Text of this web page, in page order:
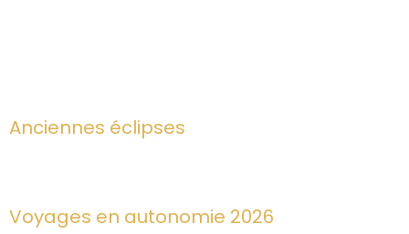
Anciennes éclipses
Voyages en autonomie 2026